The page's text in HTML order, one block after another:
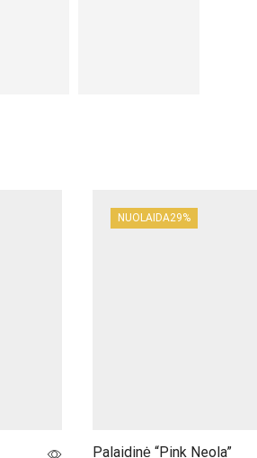
NUOLAIDA29%
Palaidinė “Pink Neola”